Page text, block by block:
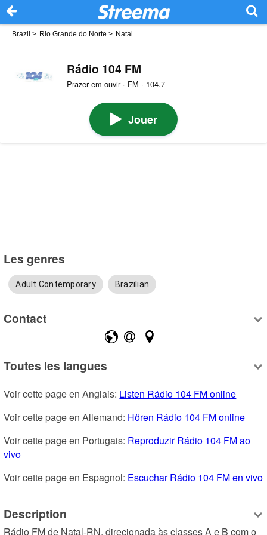
Brazil > Rio Grande do Norte > Natal
Rádio 104 FM
Prazer em ouvir · FM · 104.7
Jouer
Les genres
Adult Contemporary Brazilian
Contact
Toutes les langues
Voir cette page en Anglais: Listen Rádio 104 FM online
Voir cette page en Allemand: Hören Rádio 104 FM online
Voir cette page en Portugais: Reproduzir Rádio 104 FM ao
vivo
Voir cette page en Espagnol: Escuchar Rádio 104 FM en vivo
Description
Rádio FM de Natal-RN, direcionada às classes A e B com o